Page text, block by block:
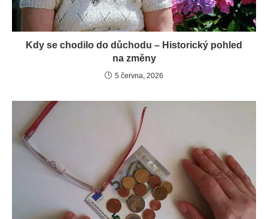
Kdy se chodilo do důchodu – Historický pohled
na změny
5 června, 2026